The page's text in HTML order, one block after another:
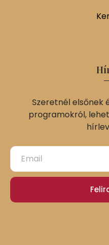
Szeretnél elsőnek
programokról,